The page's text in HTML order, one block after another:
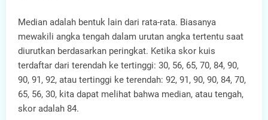
Median adalah bentuk lain dari rata-rata. Biasanya
mewakili angka tengah dalam urutan angka tertentu saat
diurutkan berdasarkan peringkat. Ketika skor kuis
terdaftar dari terendah ke tertinggi: 30, 56, 65, 70, 84, 90,
90, 91, 92, atau tertinggi ke terendah: 92, 91, 90, 90, 84, 70,
65, 56, 30, kita dapat melihat bahwa median, atau tengah,
skor adalah 84.